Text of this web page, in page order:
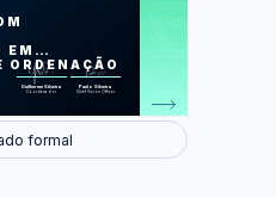
EM
ORDENAÇÃO
Guilherme Silveira
Coordenador
Paulo Silveira
Chief Vision Officer
formal